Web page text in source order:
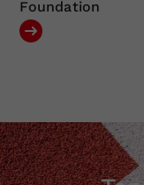
Foundation